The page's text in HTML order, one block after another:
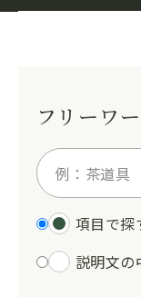
フリーワ
項目で探
説明文の